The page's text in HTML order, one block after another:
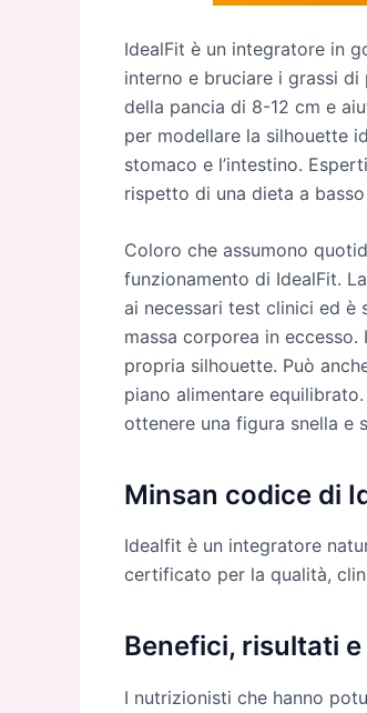
IdealFit è un integratore in
interno e bruciare i grassi
della pancia di 8-12 cm e
per modellare la silhouette
stomaco e l’intestino.
rispetto di una dieta a
Coloro che assumono
funzionamento di IdealFit.
ai necessari test clinici ed è
massa corporea in
propria silhouette. Può
piano alimentare
ottenere una figura snella e
Minsan codice di
Idealfit è un integratore
certificato per la qualità,
Benefici, risultati
I nutrizionisti che hanno